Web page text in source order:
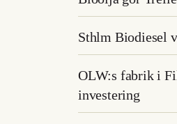
Sthlm Biodiesel
OLW:s fabrik i
investering